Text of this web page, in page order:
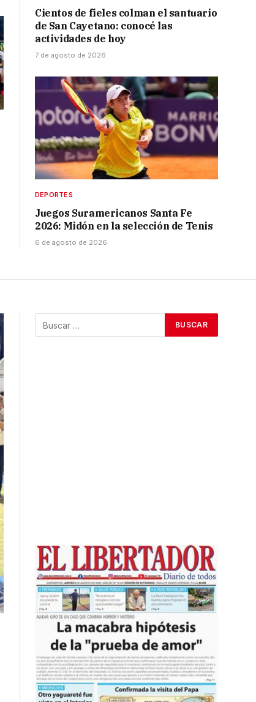
Cientos de fieles colman el santuario
de San Cayetano: conocé las
actividades de hoy
7 de agosto de 2026
DEPORTES
Juegos Suramericanos Santa Fe
2026: Midón en la selección de Tenis
6 de agosto de 2026